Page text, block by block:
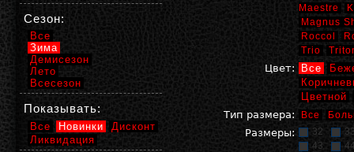
Maestre
Magnus
Roccol
Trio
Цвет: Все
Цветной
Тип размера:
Все
Размеры: 32
43
Сезон:
Все
Зима
Демисезон
Лето
Всесезон
Показывать:
Все Новинки
Дисконт
Ликвидация